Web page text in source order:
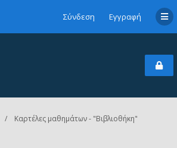
Σύνδεση Εγγραφή
Καρτέλες μαθημάτων - "Βιβλιοθήκη"